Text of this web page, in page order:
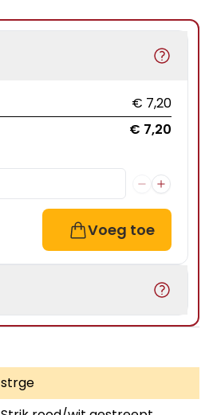
€ 7,20
€ 7,20
Voeg toe
strge